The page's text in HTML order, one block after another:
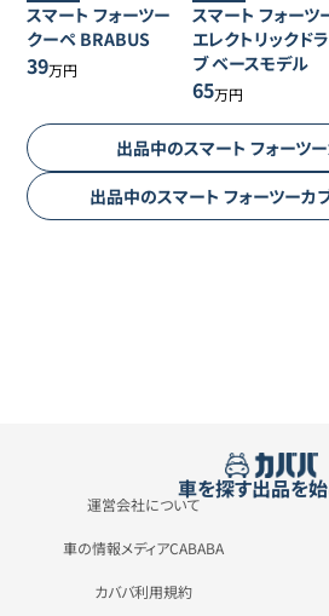
スマート フォーツー
クーペ BRABUS
39万円
スマート フォーツ
エレクトリックド
ブベースモデル
65万円
出品中のスマート フォーツ
出品中のスマート フォーツーカ
車を探す出品を
運営会社について
車の情報メディアCABABA
カババ利用規約